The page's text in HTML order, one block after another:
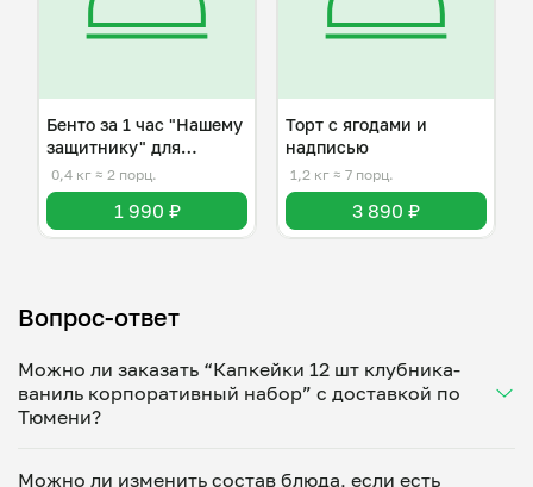
Бенто за 1 час "Нашему
защитнику" для
мужчины
0,4 кг ≈ 2 порц.
1 990 ₽
Торт с ягодами и
надписью
1,2 кг ≈ 7 порц.
3 890 ₽
Вопрос-ответ
Можно ли заказать “Капкейки 12 шт клубника-
ваниль корпоративный набор” с доставкой по
Тюмени?
Можно ли изменить состав блюда, если есть